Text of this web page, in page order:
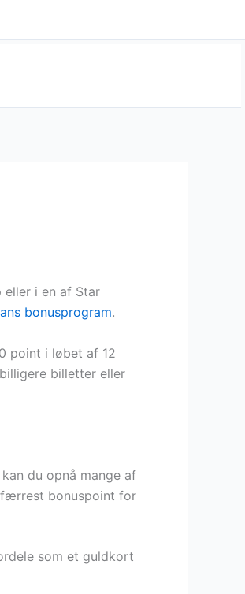
eller i en af Star
bonusprogram.
point i løbet af 12
billetter eller
du opnå mange af
færrest bonuspoint for
som et guldkort